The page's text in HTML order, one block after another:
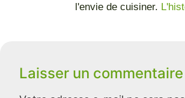
l'envie de cuisiner.
Laisser un commentaire